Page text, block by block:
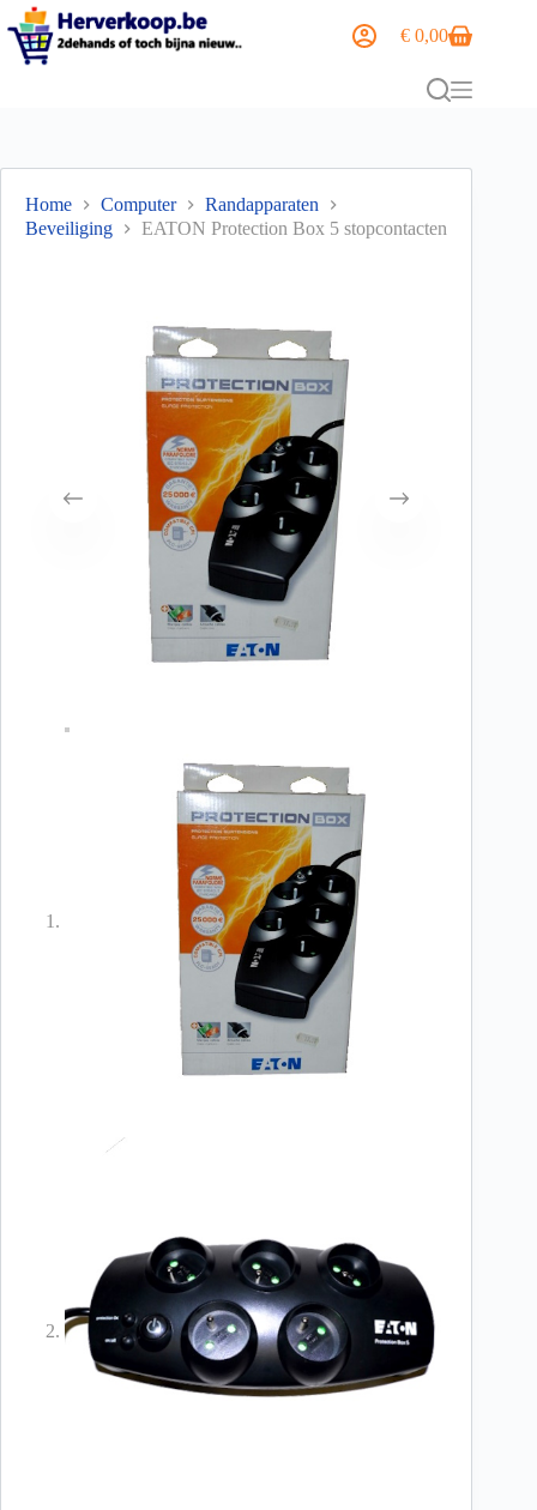
€ 0,00
Home Computer
Randapparaten
Beveiliging
EATON Protection Box 5 stopcontacten